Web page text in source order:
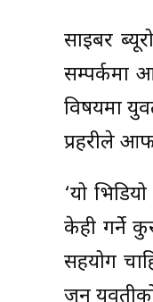
साइबर
सम्पर्कमा
विषयमा
प्रहरीले
‘यो
केही गर्ने
सहयोग